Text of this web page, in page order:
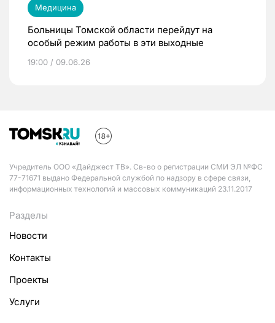
Медицина
Больницы Томской области перейдут на
особый режим работы в эти выходные
19:00 / 09.06.26
Учредитель ООО «Дайджест ТВ». Св-во о регистрации СМИ ЭЛ №ФС
77-71671 выдано Федеральной службой по надзору в сфере связи,
информационных технологий и массовых коммуникаций 23.11.2017
Разделы
Новости
Контакты
Проекты
Услуги